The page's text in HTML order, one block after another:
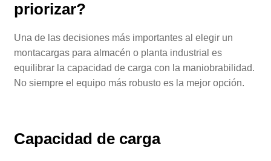
priorizar?
Una de las decisiones más importantes al elegir un
montacargas para almacén o planta industrial es
equilibrar la capacidad de carga con la maniobrabilidad.
No siempre el equipo más robusto es la mejor opción.
Capacidad de carga